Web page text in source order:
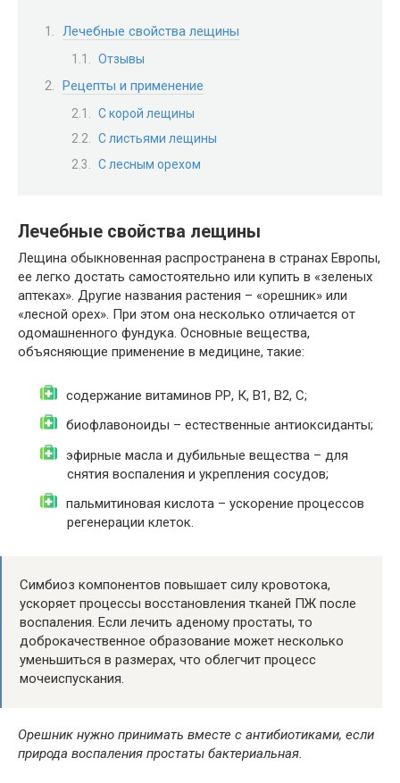
Лечебные свойства лещины
Отзывы
Рецепты и применение
С корой лещины
С листьями лещины
С лесным орехом
Лечебные свойства лещины
Лещина обыкновенная распространена в странах Европы,
ее легко достать самостоятельно или купить в «зеленых
аптеках». Другие названия растения – «орешник» или
«лесной орех». При этом она несколько отличается от
одомашненного фундука. Основные вещества,
объясняющие применение в медицине, такие:
содержание витаминов РР, К, В1, В2, С;
биофлавоноиды – естественные антиоксиданты;
эфирные масла и дубильные вещества – для
снятия воспаления и укрепления сосудов;
пальмитиновая кислота – ускорение процессов
регенерации клеток.
Симбиоз компонентов повышает силу кровотока,
ускоряет процессы восстановления тканей ПЖ после
воспаления. Если лечить аденому простаты, то
доброкачественное образование может несколько
уменьшиться в размерах, что облегчит процесс
мочеиспускания.
Орешник нужно принимать вместе с антибиотиками, если
природа воспаления простаты бактериальная.